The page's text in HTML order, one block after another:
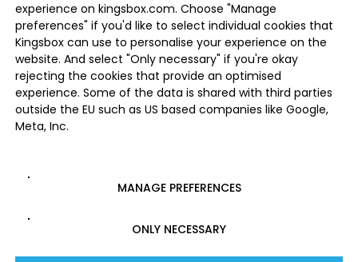
experience on kingsbox.com. Choose "Manage
preferences" if you'd like to select individual cookies that
Kingsbox can use to personalise your experience on the
website. And select "Only necessary" if you're okay
rejecting the cookies that provide an optimised
experience. Some of the data is shared with third parties
outside the EU such as US based companies like Google,
Meta, Inc.
MANAGE PREFERENCES
ONLY NECESSARY